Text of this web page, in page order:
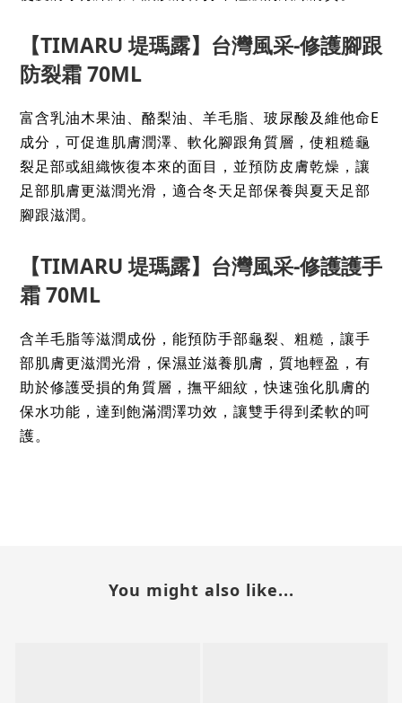
【TIMARU 堤瑪露】台灣風采-修護腳跟
防裂霜 70ML
富含乳油木果油、酪梨油、羊毛脂、玻尿酸及維他命E
成分，可促進肌膚潤澤、軟化腳跟角質層，使粗糙龜
裂足部或組織恢復本來的面目，並預防皮膚乾燥，讓
足部肌膚更滋潤光滑，適合冬天足部保養與夏天足部
腳跟滋潤。
【TIMARU 堤瑪露】台灣風采-修護護手
霜 70ML
含羊毛脂等滋潤成份，能預防手部龜裂、粗糙，讓手
部肌膚更滋潤光滑，保濕並滋養肌膚，質地輕盈，有
助於修護受損的角質層，撫平細紋，快速強化肌膚的
保水功能，達到飽滿潤澤功效，讓雙手得到柔軟的呵
護。
You might also like...